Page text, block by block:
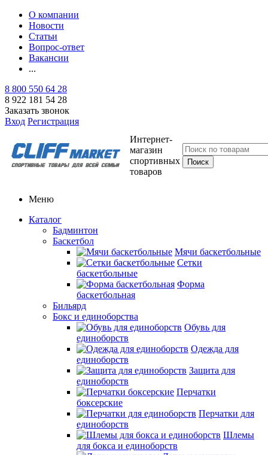
О компании
Новости
Статьи
Вопрос-ответ
Вакансии
...
8 800 550 64 28
8 922 181 54 28
Заказать звонок
Вход Регистрация
Интернет-
магазин
спортивных
товаров
Меню
Каталог
Бадминтон
Баскетбол
Мячи баскетбольные
Сетки
баскетбольные
Форма
баскетбольная
Бильярд
Бокс и единоборства
Обувь для
единоборств
Одежда для
единоборств
Защита для
единоборств
Перчатки
боксерские
Перчатки для
единоборств
Шлемы
для бокса и единоборств